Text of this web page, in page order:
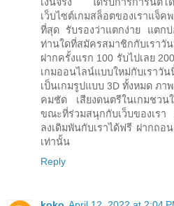
เว็บไซต์เกมสล็อตของเราแจ็
ที่สุด รับรองว่าแตกง่าย แตก
ท่านใดที่สมัครสมาชิกกับเรา
ฝากครั้งแรก 100 รับไปเลย
เกมออนไลน์แบบใหม่กับเราวั
เป็นเกมรูปแบบ 3D ทั้งหมด ภา
คมชัด เสียงดนตรีในเกมชวน
ขณะที่ร่วมสนุกกับเว็บของเร
ลงเดิมพันกับเราได้ฟรี ฝากถอ
เท่านั้น
Reply